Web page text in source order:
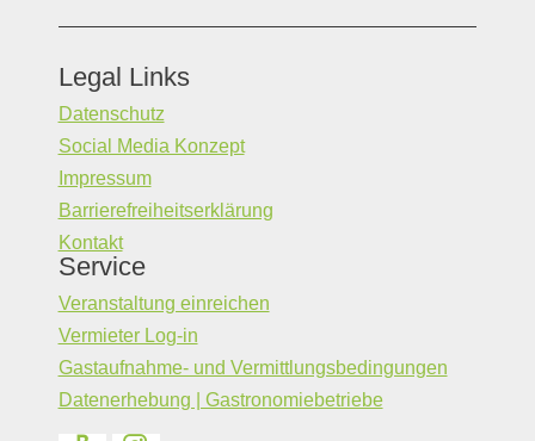
Legal Links
Datenschutz
Social Media Konzept
Impressum
Barrierefreiheitserklärung
Kontakt
Service
Veranstaltung einreichen
Vermieter Log-in
Gastaufnahme- und Vermittlungsbedingungen
Datenerhebung | Gastronomiebetriebe